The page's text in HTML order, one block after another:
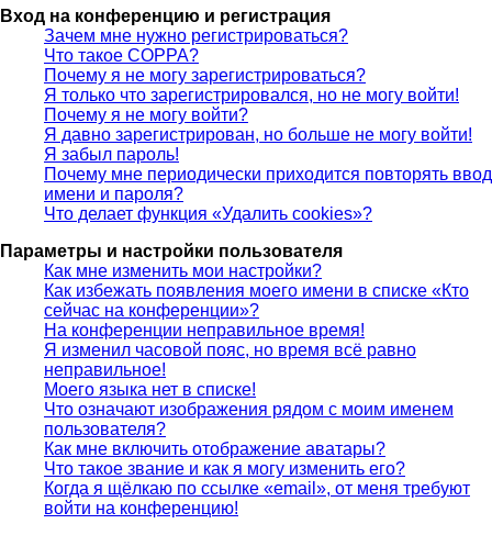
Вход на конференцию и регистрация
Зачем мне нужно регистрироваться?
Что такое COPPA?
Почему я не могу зарегистрироваться?
Я только что зарегистрировался, но не могу войти!
Почему я не могу войти?
Я давно зарегистрирован, но больше не могу войти!
Я забыл пароль!
Почему мне периодически приходится повторять ввод
имени и пароля?
Что делает функция «Удалить cookies»?
Параметры и настройки пользователя
Как мне изменить мои настройки?
Как избежать появления моего имени в списке «Кто
сейчас на конференции»?
На конференции неправильное время!
Я изменил часовой пояс, но время всё равно
неправильное!
Моего языка нет в списке!
Что означают изображения рядом с моим именем
пользователя?
Как мне включить отображение аватары?
Что такое звание и как я могу изменить его?
Когда я щёлкаю по ссылке «email», от меня требуют
войти на конференцию!